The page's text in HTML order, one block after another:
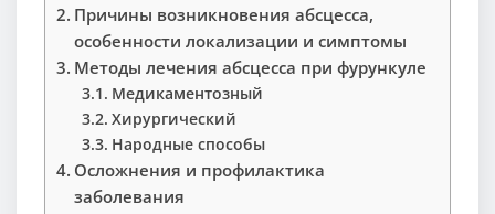
Причины возникновения абсцесса,
особенности локализации и симптомы
Методы лечения абсцесса при фурункуле
Медикаментозный
Хирургический
Народные способы
Осложнения и профилактика
заболевания